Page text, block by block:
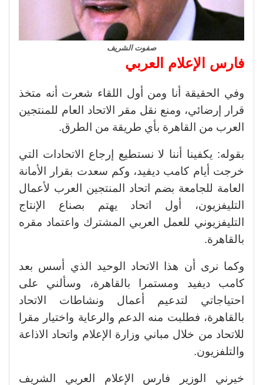
صفوت الشريف
فارس الإعلام العربي
وفي الحقيقة أنا ومن أول اللقاء شعرت أنه متخذ
قرار إرضائي، ومنع نقل مقر الاتحاد العام للمنتجين
العرب من القاهرة بأي طريقة من الطرق.
بقوله: يكفينا أننا لا نستطيع إرجاع الاتحادات التي
خرجت أيام كامب ديفيد، وكم سعدت بقرار الأمانة
العامة للجامعة بضم اتحاد المنتجين العرب لأعمال
التليفزيون، أول اتحاد يهتم بصناع الإنتاج
التليفزيوني للعمل العربي المشترك واعتماد مقره
بالقاهرة.
وكما نرى أن هذا الاتحاد الوحيد الذي أسس بعد
كامب ديفيد ومستمرا بالقاهرة، وسألني على
احتياجاتي لتدعيم أعمال ونشاطات الاتحاد
بالقاهرة، فطلبت منه الدعم والرعاية واختيار مقرا
للاتحاد من خلال مباني وزارة الإعلام واتحاد الاذاعة
والتلفزيون.
خيرني الوزير فارس الإعلام العربي الشريف